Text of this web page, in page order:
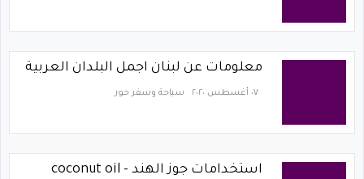
معلومات عن لبنان اجمل البلدان العربية
٠٧ أغسطس ٢٠٢٠ سياحة وسفر حور
استخدامات جوز الهند - coconut oil